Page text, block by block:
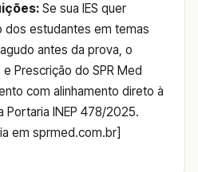
Se sua IES quer
dos estudantes em temas
antes da prova, o
Prescrição do SPR Med
com alinhamento direto à
Portaria INEP 478/2025.
em sprmed.com.br]